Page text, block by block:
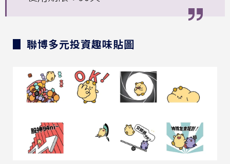
▊ 聯博多元投資趣味貼圖